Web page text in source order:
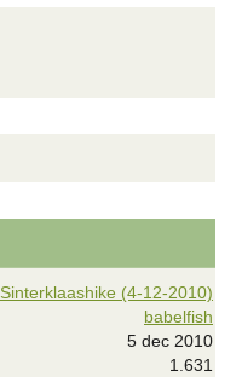
Sinterklaashike (4-12-2010)
babelfish
5 dec 2010
1.631